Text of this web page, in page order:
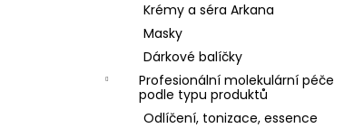
Krémy a séra Arkana
Masky
Dárkové balíčky
Profesionální molekulární péče
podle typu produktů
Odlíčení, tonizace, essence